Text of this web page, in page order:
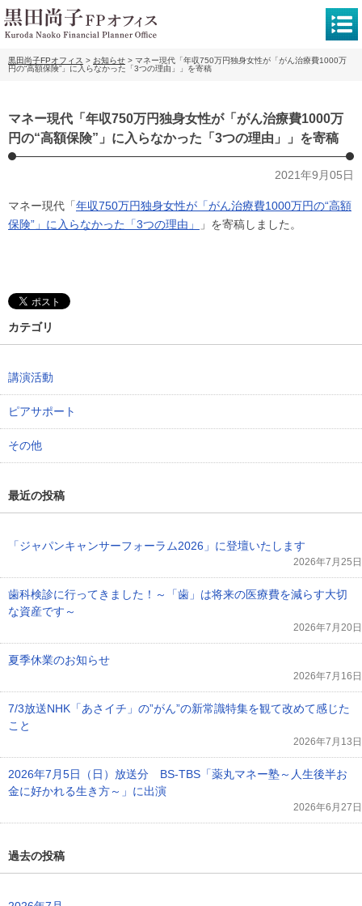
黒田尚子FPオフィス > お知らせ > マネー現代「年収750万円独身女性が「がん治療費1000万
円の“高額保険”」に入らなかった「3つの理由」」を寄稿
マネー現代「年収750万円独身女性が「がん治療費1000万
円の“高額保険”」に入らなかった「3つの理由」」を寄稿
2021年9月05日
マネー現代「年収750万円独身女性が「がん治療費1000万円の“高額
保険”」に入らなかった「3つの理由」
」を寄稿しました。
カテゴリ
講演活動
ピアサポート
その他
最近の投稿
「ジャパンキャンサーフォーラム2026」に登壇いたします
2026年7月25日
歯科検診に行ってきました！～「歯」は将来の医療費を減らす大切
な資産です～
2026年7月20日
夏季休業のお知らせ
2026年7月16日
7/3放送NHK「あさイチ」の”がん”の新常識特集を観て改めて感じた
こと
2026年7月13日
2026年7月5日（日）放送分 BS-TBS「薬丸マネー塾～人生後半お
金に好かれる生き方～」に出演
2026年6月27日
過去の投稿